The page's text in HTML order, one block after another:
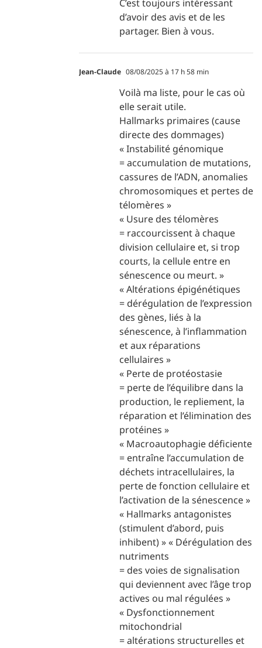
C’est toujours intéressant
d’avoir des avis et de les
partager. Bien à vous.
Jean-Claude 08/08/2025 à 17 h 58 min
Voilà ma liste, pour le cas où
elle serait utile.
Hallmarks primaires (cause
directe des dommages)
« Instabilité génomique
= accumulation de mutations,
cassures de l’ADN, anomalies
chromosomiques et pertes de
télomères »
« Usure des télomères
= raccourcissent à chaque
division cellulaire et, si trop
courts, la cellule entre en
sénescence ou meurt. »
« Altérations épigénétiques
= dérégulation de l’expression
des gènes, liés à la
sénescence, à l’inflammation
et aux réparations
cellulaires »
« Perte de protéostasie
= perte de l’équilibre dans la
production, le repliement, la
réparation et l’élimination des
protéines »
« Macroautophagie déficiente
= entraîne l’accumulation de
déchets intracellulaires, la
perte de fonction cellulaire et
l’activation de la sénescence »
« Hallmarks antagonistes
(stimulent d’abord, puis
inhibent) » « Dérégulation des
nutriments
= des voies de signalisation
qui deviennent avec l’âge trop
actives ou mal régulées »
« Dysfonctionnement
mitochondrial
= altérations structurelles et